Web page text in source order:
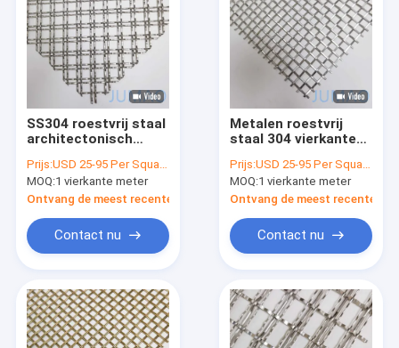
SS304 roestvrij staal
architectonisch
mesh panelen
decoratief OEM
Prijs:USD 25-95 Per Square Meter
MOQ:1 vierkante meter
Ontvang de meest recente Prijs
Contact nu
Metalen roestvrij
staal 304 vierkante
Prijs:USD 25-95 Per Square Meter
MOQ:1 vierkante meter
Ontvang de meest recente
Contact nu